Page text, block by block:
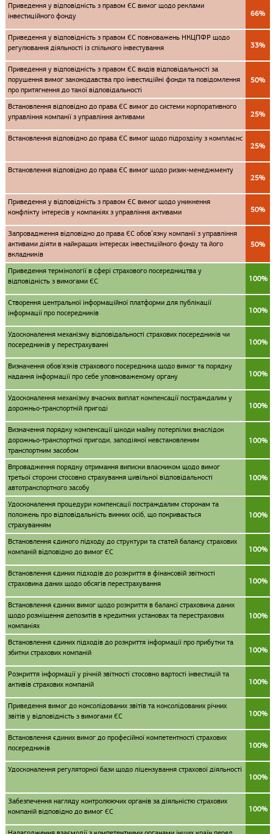
Приведення у відповідність з правом ЄС вимог щодо реклами
інвестиційного фонду
66%
Приведення у відповідність з правом ЄС повноважень НКЦПФР щодо
регулювання діяльності із спільного інвестування
33%
Приведення у відповідність з правом ЄС видів відповідальності за
порушення вимог законодавства про інвестиційні фонди та повідомлення
про притягнення до такої відповідальності
50%
Встановлення відповідно до права ЄС вимог до системи корпоративного
управління компанії з управління активами
25%
Встановлення відповідно до права ЄС вимог щодо підрозділу з комплаєнс
25%
Встановлення відповідно до права ЄС вимог щодо ризик-менеджменту
25%
Приведення у відповідність з правом ЄС вимог щодо уникнення
конфлікту інтересів у компаніях з управління активами
50%
Запровадження відповідно до права ЄС обов’язку компанії з управління
активами діяти в найкращих інтересах інвестиційного фонду та його
вкладників
50%
Приведення термінології в сфері страхового посередництва у
відповідність з вимогами ЄС
100%
Створення центральної інформаційної платформи для публікації
інформації про посередників
100%
Удосконалення механізму відповідальності страхових посередників чи
посередників у перестрахуванні
100%
Визначення обов'язків страхового посередника щодо вимог та порядку
надання інформації про себе уповноваженому органу
100%
Удосконалення механізму вчасних виплат компенсації постраждалим у
дорожньо-транспортній пригоді
100%
Визначення порядку компенсації шкоди майну потерпілих внаслідок
дорожньо-транспортної пригоди, заподіяної невстановленим
транспортним засобом
100%
Впровадження порядку отримання виписки власником щодо вимог
третьої сторони стосовно страхування цивільної відповідальності
автотранспортного засобу
100%
Удосконалення процедури компенсації постраждалим сторонам та
положень про відповідальність винних осіб, що покривається
страхуванням
100%
Встановлення єдиного підходу до структури та статей балансу страхових
компаній відповідно до вимог ЄС
100%
Встановлення єдиних підходів до розкриття в фінансовій звітності
страховика даних щодо обсягів перестрахування
100%
Встановлення єдиних вимог щодо розкриття в балансі страховика даних
щодо розміщення депозитів в кредитних установах та перестрахових
компаніях
100%
Встановлення єдиних підходів до розкриття інформації про прибутки та
збитки страхових компаній
100%
Розкриття інформації у річній звітності стосовно вартості інвестицій та
активів страхових компаній
100%
Приведення вимог до консолідованих звітів та консолідованих річних
звітів у відповідність з вимогами ЄС
100%
Встановлення єдиних вимог до професійної компетентності страхових
посередників
100%
Удосконалення регуляторної бази щодо ліцензування страхової діяльності
100%
Забезпечення нагляду контролюючих органів за діяльністю страхових
компаній відповідно до вимог ЄС
100%